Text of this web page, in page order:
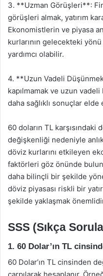
3. **Uzman Görüşleri**:
görüşleri almak, yatırım
Ekonomistlerin ve piyasa
kurlarının gelecekteki
yardımcı olabilir.
4. **Uzun Vadeli
kapılmamak ve uzun
daha sağlıklı sonuçlar
60 doların TL karşısındaki
değişkenliği nedeniyle
döviz kurlarını etkileyen
faktörleri göz önünde
daha bilinçli bir şekilde
döviz piyasası riskli bir
şekilde yaklaşmak
SSS (Sıkça
1. 60 Dolar’ın TL
60 Dolar’ın TL cinsinden